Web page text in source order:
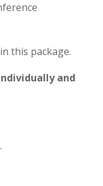
this package.
and